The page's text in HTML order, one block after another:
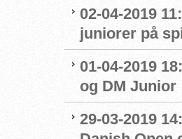
02-04-2019
juniorer på
01-04-2019
og DM Junior
29-03-2019